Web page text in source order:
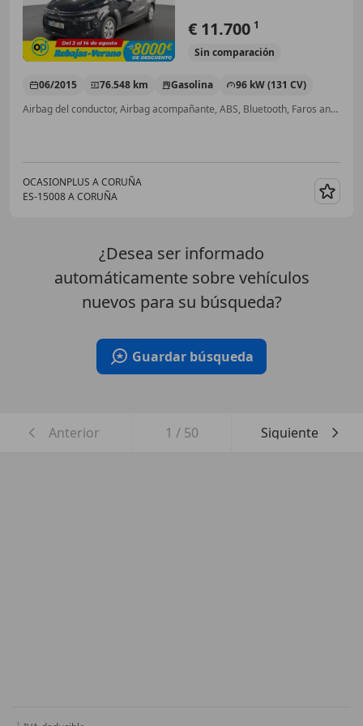
€ 11.700 1
Sin comparación
06/2015 76.548 km Gasolina
96 kW (131 CV)
Airbag del conductor, Airbag acompañante, ABS, Bluetooth, Faros antiniebla, Start/Stop automático, Manos libres, USB
OCASIONPLUS A CORUÑA
ES-15008 A CORUÑA
¿Desea ser informado
automáticamente sobre vehículos
nuevos para su búsqueda?
Guardar búsqueda
Anterior 1 / 50 Siguiente